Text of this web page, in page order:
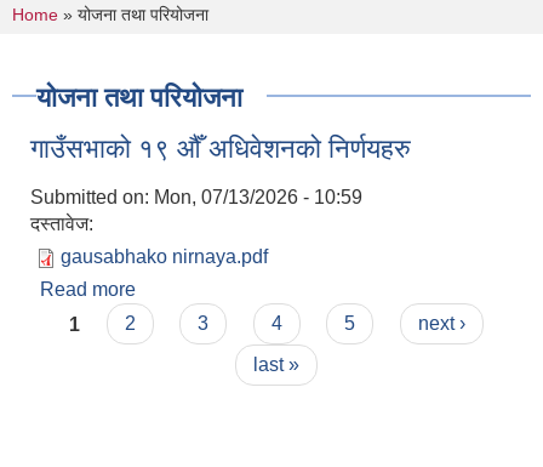
You are here
Home » योजना तथा परियोजना
योजना तथा परियोजना
गाउँसभाको १९ औँ अधिवेशनको निर्णयहरु
Submitted on: Mon, 07/13/2026 - 10:59
दस्तावेज:
gausabhako nirnaya.pdf
Read more
Pages
1 2 3 4 5
next ›
last »